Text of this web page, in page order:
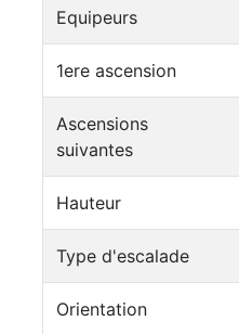
Equipeurs
1ere ascension
Ascensions
suivantes
Hauteur
Type d'escalade
Orientation